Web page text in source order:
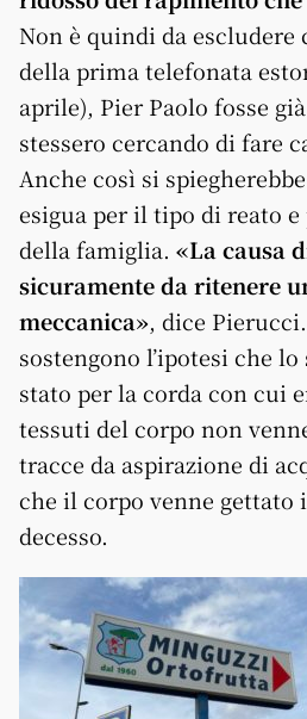
Non è quindi da escludere
della prima telefonata
aprile), Pier Paolo fosse
stessero cercando di fare
Anche così si
esigua per il tipo di reato
della famiglia. «La causa
sicuramente da ritenere
meccanica», dice
sostengono l’ipotesi che
stato per la corda con cui
tessuti del corpo non
tracce da aspirazione di
che il corpo venne gettato
decesso.